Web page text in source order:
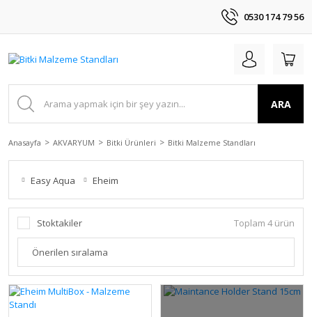
0530 174 79 56
ARA
Anasayfa AKVARYUM Bitki Ürünleri Bitki Malzeme Standları
Easy Aqua Eheim
Stoktakiler Toplam 4 ürün